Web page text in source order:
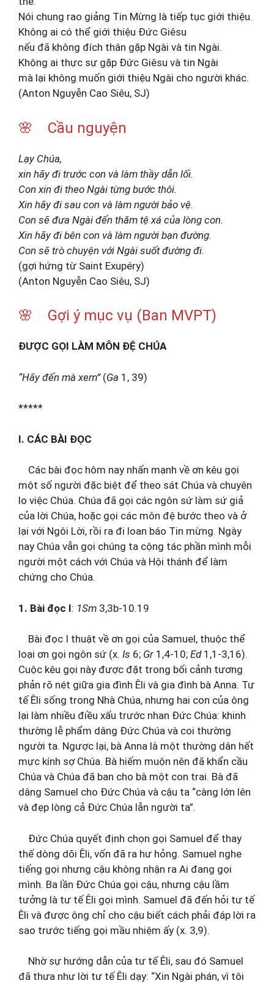
Nói chung rao giảng Tin Mừng là tiếp tục giới thiệu.
Không ai có thể giới thiệu Đức Giêsu
nếu đã không đích thân gặp Ngài và tin Ngài.
Không ai thực sự gặp Đức Giêsu và tin Ngài
mà lại không muốn giới thiệu Ngài cho người khác.
(Anton Nguyễn Cao Siêu, SJ)
🌸 Cầu nguyện
Lạy Chúa,
xin hãy đi trước con và làm thầy dẫn lối.
Con xin đi theo Ngài từng bước thôi.
Xin hãy đi sau con và làm người bảo vệ.
Con sẽ đưa Ngài đến thăm tệ xá của lòng con.
Xin hãy đi bên con và làm người bạn đường.
Con sẽ trò chuyện với Ngài suốt đường đi.
(gợi hứng từ Saint Exupéry)
(Anton Nguyễn Cao Siêu, SJ)
🌸 Gợi ý mục vụ (Ban MVPT)
ĐƯỢC GỌI LÀM MÔN ĐỆ CHÚA
“Hãy đến mà xem”(Ga 1, 39)
*****
I. CÁC BÀI ĐỌC
Các bài đọc hôm nay nhấn mạnh về ơn kêu gọi
một số người đặc biệt để theo sát Chúa và chuyên
lo việc Chúa. Chúa đã gọi các ngôn sứ làm sứ giả
của lời Chúa, hoặc gọi các môn đệ bước theo và ở
lại với Ngôi Lời, rồi ra đi loan báo Tin mừng. Ngày
nay Chúa vẫn gọi chúng ta cộng tác phần mình mỗi
người một cách với Chúa và Hội thánh để làm
chứng cho Chúa.
1. Bài đọc I: 1Sm 3,3b-10.19
Bài đọc I thuật về ơn gọi của Samuel, thuộc thể
loại ơn gọi ngôn sứ (x. Is 6; Gr 1,4-10; Ed1,1-3,16).
Cuộc kêu gọi này được đặt trong bối cảnh tương
phản rõ nét giữa gia đình Êli và gia đình bà Anna. Tư
tế Êli sống trong Nhà Chúa, nhưng hai con của ông
lại làm nhiều điều xấu trước nhan Đức Chúa: khinh
thường lễ phẩm dâng Đức Chúa và coi thường
người ta. Ngược lại, bà Anna là một thường dân hết
mực kính sợ Chúa. Bà hiếm muộn nên đã khẩn cầu
Chúa và Chúa đã ban cho bà một con trai. Bà đã
dâng Samuel cho Đức Chúa và cậu ta “càng lớn lên
và đẹp lòng cả Đức Chúa lẫn người ta”.
Đức Chúa quyết định chọn gọi Samuel để thay
thế dòng dõi Êli, vốn đã ra hư hỏng. Samuel nghe
tiếng gọi nhưng cậu không nhận ra Ai đang gọi
mình. Ba lần Đức Chúa gọi cậu, nhưng cậu lầm
tưởng là tư tế Êli gọi mình. Samuel đã đến hỏi tư tế
Êli và được ông chỉ cho cậu biết cách phải đáp lời ra
sao trước tiếng gọi mầu nhiệm ấy (x. 3,9).
Nhờ sự hướng dẫn của tư tế Êli, sau đó Samuel
đã thưa như lời tư tế Êli dạy: “Xin Ngài phán, vì tôi